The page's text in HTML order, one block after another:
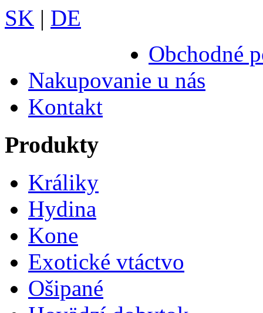
SK | DE
Obchodné
Nakupovanie u nás
Kontakt
Produkty
Králiky
Hydina
Kone
Exotické vtáctvo
Ošipané